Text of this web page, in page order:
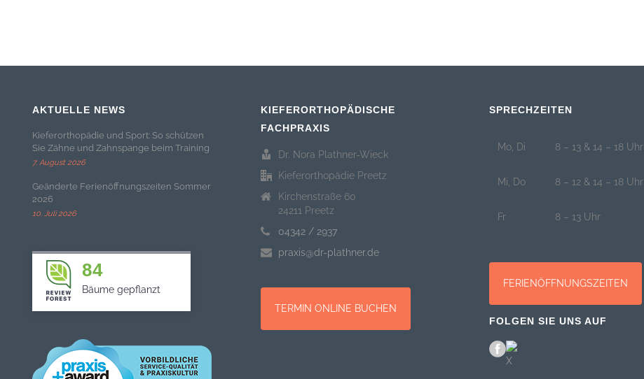
AKTUELLE NEWS
Kieferorthopädie und Sport: So schützen
Sie Zähne und Zahnspange beim Training
7. August 2026
Geänderte Ferienöffnungszeiten Sommer
2026
10. Juli 2026
84
Bäume gepflanzt
KIEFERORTHOPÄDISCHE
FACHPRAXIS
Dr. Nora Plathner-Wieck
Kieferorthopädie Preetz
Kirchenstraße 60
24211 Preetz
04342 / 2937
praxis@dr-plathner.de
TERMIN ONLINE BUCHEN
SPRECHZEITEN
Mo, Di 8 – 13 & 14 – 18 Uhr
Mi, Do 8 – 12 & 14 – 18 Uhr
Fr 8 – 13 Uhr
FERIENÖFFNUNGSZEITEN
FOLGEN SIE UNS AUF